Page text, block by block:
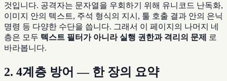
것입니다. 공격자는 문자열을 우회하기 위해 유니코드 난독화,
이미지 안의 텍스트, 주석 형식의 지시, 툴 호출 결과 안의 은닉
명령 등 다양한 수단을 씁니다. 그래서 이 페이지의 나머지 네
층은 모두 텍스트 필터가 아니라 실행 권한과 격리의 문제
로
바라봅니다.
2. 4계층 방어 — 한 장의 요약